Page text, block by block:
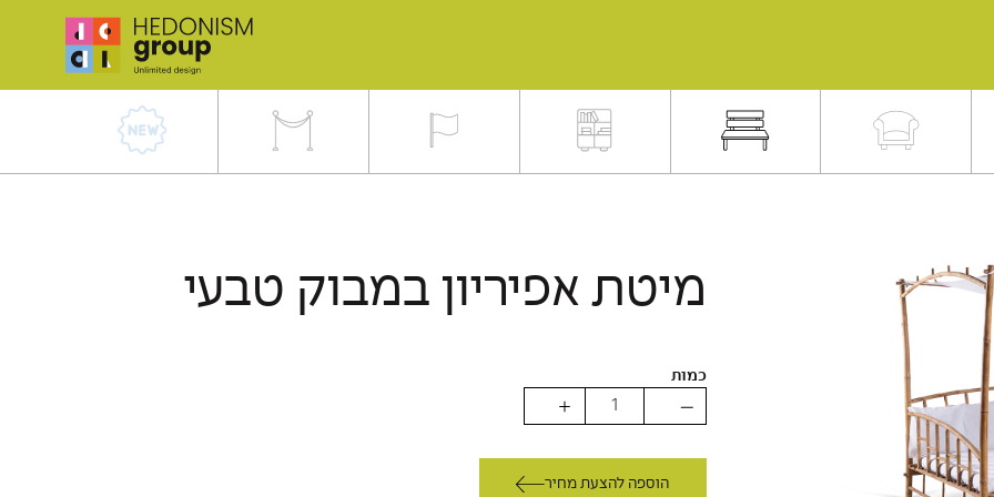
מיטת אפיריון במבוק טבעי
כמות
הוספה להצעת מחיר